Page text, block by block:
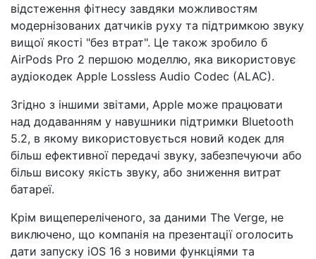
відстеження фітнесу завдяки можливостям
модернізованих датчиків руху та підтримкою звуку
вищої якості "без втрат". Це також зробило б
AirPods Pro 2 першою моделлю, яка використовує
аудіокодек Apple Lossless Audio Codec (ALAC).
Згідно з іншими звітами, Apple може працювати
над додаванням у навушники підтримки Bluetooth
5.2, в якому використовується новий кодек для
більш ефективної передачі звуку, забезпечуючи або
більш високу якість звуку, або зниження витрат
батареї.
Крім вищепереліченого, за даними The Verge, не
виключено, що компанія на презентації оголосить
дати запуску iOS 16 з новими функціями та